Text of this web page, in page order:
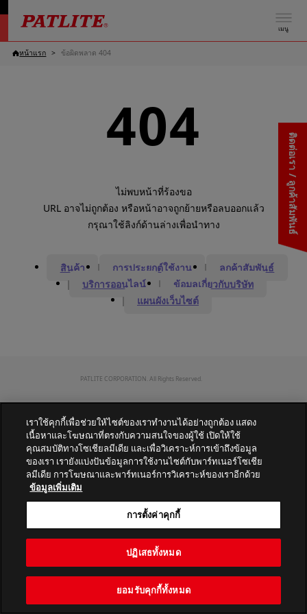
เมนู
ติดต่อเรา / ลูกค้าสัมพันธ์
หน้าแรก ข้อผิดพลาด 404
404
ไม่พบหน้าที่ร้องขอ
URL อาจไม่ถูกต้อง หรือหน้าอาจถูกย้ายหรือลบออกแล้ว
กรุณาใช้ลิงก์ด้านล่างเพื่อนำทาง
สินค้า การประยุกต์ใช้งาน
ลูกค้าสัมพันธ์
บริการออนไลน์
ข้อมูลเกี่ยวกับบริษัท
แผนผังเว็บไซต์
PATLITE CORPORATION. All Rights Reserved.
เราใช้คุกกี้เพื่อช่วยให้ไซต์ของเราทำงานได้อย่างถูกต้อง แสดง
เนื้อหาและโฆษณาที่ตรงกับความสนใจของผู้ใช้ เปิดให้ใช้
คุณสมบัติทางโซเชียลมีเดีย และเพื่อวิเคราะห์การเข้าถึงข้อมูล
ของเรา เรายังแบ่งปันข้อมูลการใช้งานไซต์กับพาร์ทเนอร์โซเชีย
ลมีเดีย การโฆษณาและพาร์ทเนอร์การวิเคราะห์ของเราอีกด้วย
ข้อมูลเพิ่มเติม
การตั้งค่าคุกกี้
ปฏิเสธทั้งหมด
ยอมรับคุกกี้ทั้งหมด